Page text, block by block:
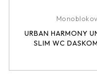
URBAN HARMONY
SLIM WC